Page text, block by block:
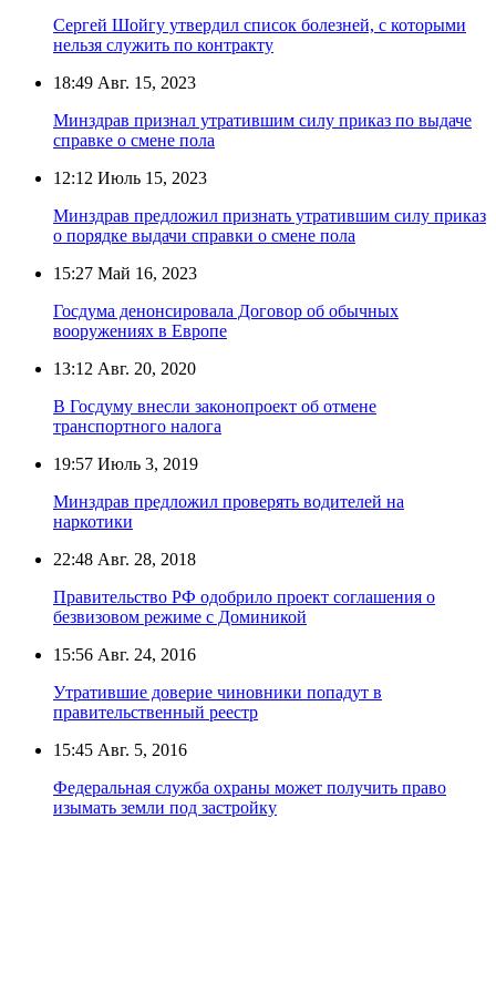
Сергей Шойгу утвердил список болезней, с которыми
нельзя служить по контракту
18:49 Авг. 15, 2023
Минздрав признал утратившим силу приказ по выдаче
справке о смене пола
12:12 Июль 15, 2023
Минздрав предложил признать утратившим силу приказ
о порядке выдачи справки о смене пола
15:27 Май 16, 2023
Госдума денонсировала Договор об обычных
вооружениях в Европе
13:12 Авг. 20, 2020
В Госдуму внесли законопроект об отмене
транспортного налога
19:57 Июль 3, 2019
Минздрав предложил проверять водителей на
наркотики
22:48 Авг. 28, 2018
Правительство РФ одобрило проект соглашения о
безвизовом режиме с Доминикой
15:56 Авг. 24, 2016
Утратившие доверие чиновники попадут в
правительственный реестр
15:45 Авг. 5, 2016
Федеральная служба охраны может получить право
изымать земли под застройку